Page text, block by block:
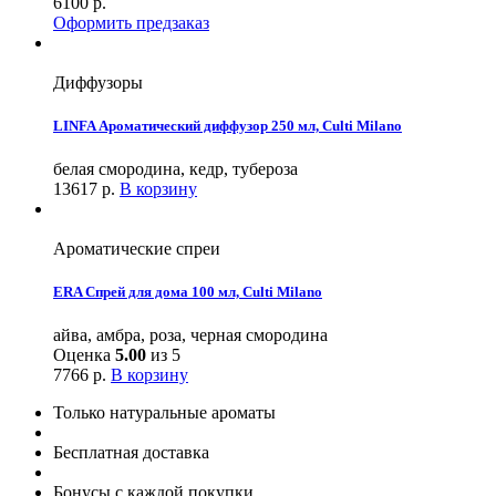
Оформить предзаказ
Диффузоры
LINFA Ароматический диффузор 250 мл, Culti Milano
белая смородина, кедр, тубероза
13617 р. В корзину
Ароматические спреи
ERA Спрей для дома 100 мл, Culti Milano
айва, амбра, роза, черная смородина
Оценка 5.00 из 5
7766 р. В корзину
Только натуральные ароматы
Бесплатная доставка